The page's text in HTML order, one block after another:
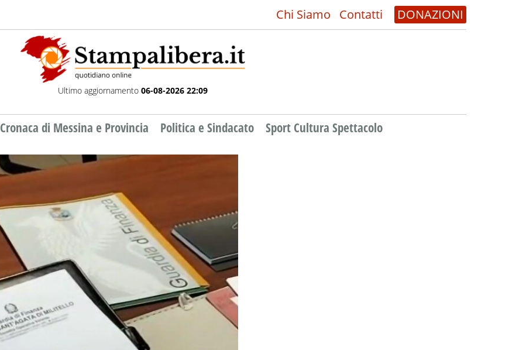
Chi Siamo Contatti DONAZIONI
Ultimo aggiornamento 06-08-2026 22:09
Cronaca di Messina e Provincia Politica e Sindacato Sport Cultura Spettacolo